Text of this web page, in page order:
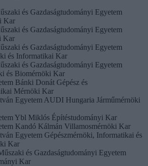
és Gazdaságtudományi Egyetem
Kar
és Gazdaságtudományi Egyetem
Kar
és Gazdaságtudományi Egyetem
és Informatikai Kar
és Gazdaságtudományi Egyetem
és Biomérnöki Kar
Bánki Donát Gépész és
Mérnöki Kar
Egyetem AUDI Hungaria Járműmérnöki
Ybl Miklós Építéstudományi Kar
Kandó Kálmán Villamosmérnöki Kar
Egyetem Gépészmérnöki, Informatikai és
Kar
és Gazdaságtudományi Egyetem
Kar